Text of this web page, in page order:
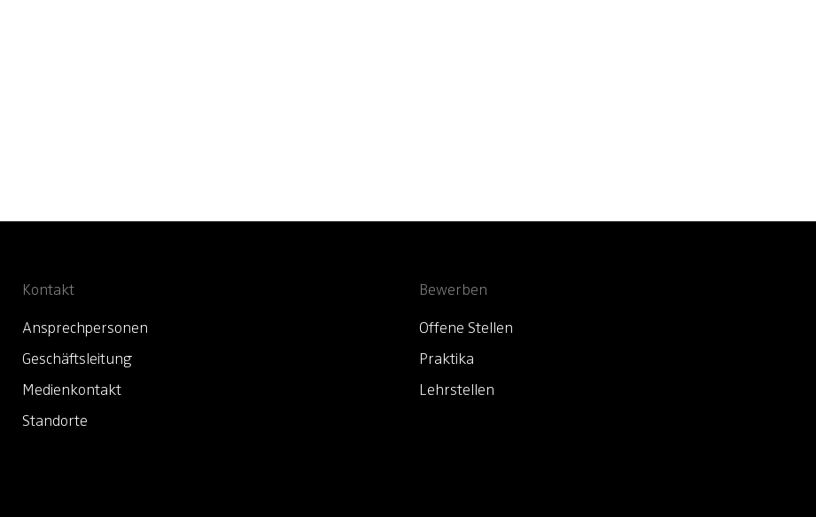
Kontakt
Ansprechpersonen
Geschäftsleitung
Medienkontakt
Standorte
Bewerben
Offene Stellen
Praktika
Lehrstellen